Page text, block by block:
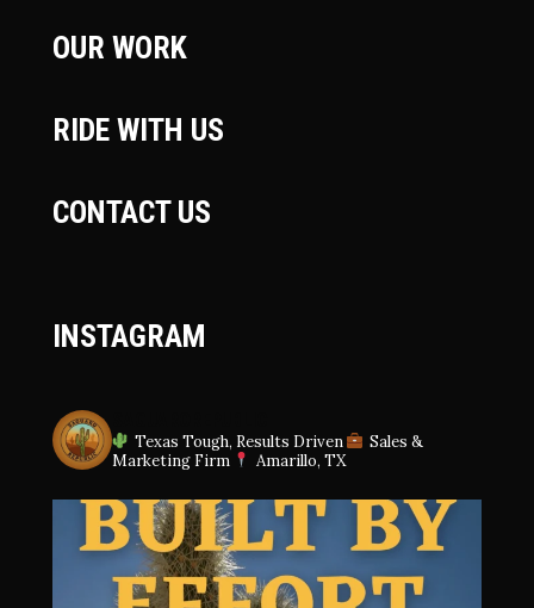
OUR WORK
RIDE WITH US
CONTACT US
INSTAGRAM
Texas Tough, Results Driven
Sales &
Marketing Firm
Amarillo, TX